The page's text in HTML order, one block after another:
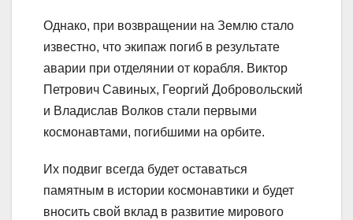
Однако, при возвращении на Землю стало
известно, что экипаж погиб в результате
аварии при отделянии от корабля. Виктор
Петрович Савиных, Георгий Добровольский
и Владислав Волков стали первыми
космонавтами, погибшими на орбите.
Их подвиг всегда будет оставаться
памятным в истории космонавтики и будет
вносить свой вклад в развитие мирового